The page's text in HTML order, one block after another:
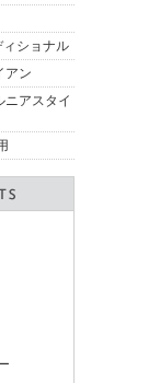
ィショナル
アン
ニアスタイ